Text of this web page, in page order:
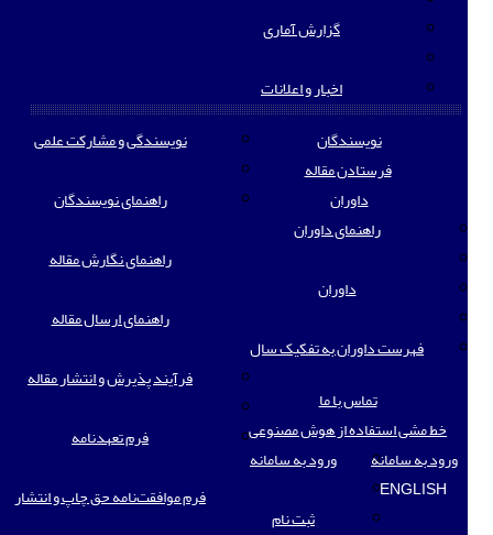
گزارش آماری
اخبار و اعلانات
نویسندگان
نویسندگی و مشارکت علمی
راهنمای نویسندگان
راهنمای نگارش مقاله
راهنمای ارسال مقاله
فرآیند پذیرش و انتشار مقاله
فرم تعهدنامه
فرم موافقت‌نامه حق چاپ و انتشار
فرستادن مقاله
داوران
راهنمای داوران
داوران
فهرست داوران به تفکیک سال
تماس با ما
خط مشی استفاده از هوش مصنوعی
ورود به سامانه
ورود به سامانه
ثبت نام
ENGLISH